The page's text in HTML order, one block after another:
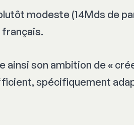
modeste (14Mds de
français.
ainsi son ambition de «
spécifiquement